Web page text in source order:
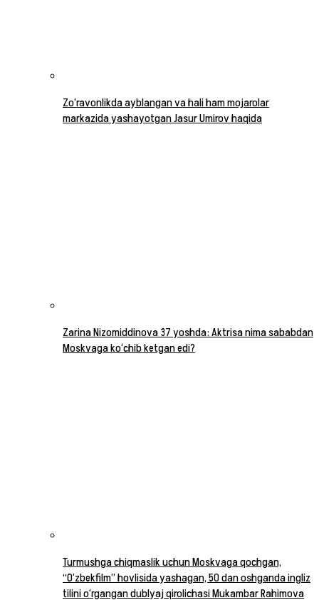
Zo‘ravonlikda ayblangan va hali ham mojarolar
markazida yashayotgan Jasur Umirov haqida
Zarina Nizomiddinova 37 yoshda: Aktrisa nima sababdan
Moskvaga ko‘chib ketgan edi?
Turmushga chiqmaslik uchun Moskvaga qochgan,
“O‘zbekfilm” hovlisida yashagan, 50 dan oshganda ingliz
tilini o‘rgangan dublyaj qirolichasi Mukambar Rahimova